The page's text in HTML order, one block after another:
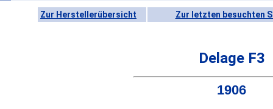
Zur Herstellerübersicht Zur letzten besuchten
Delage F3
1906